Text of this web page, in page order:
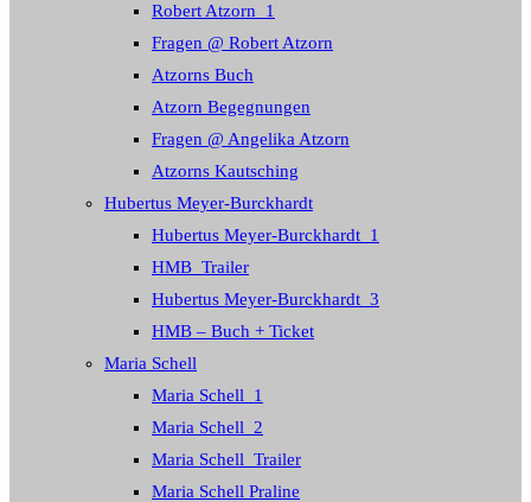
Robert Atzorn_1
Fragen @ Robert Atzorn
Atzorns Buch
Atzorn Begegnungen
Fragen @ Angelika Atzorn
Atzorns Kautsching
Hubertus Meyer-Burckhardt
Hubertus Meyer-Burckhardt_1
HMB_Trailer
Hubertus Meyer-Burckhardt_3
HMB – Buch + Ticket
Maria Schell
Maria Schell_1
Maria Schell_2
Maria Schell_Trailer
Maria Schell Praline